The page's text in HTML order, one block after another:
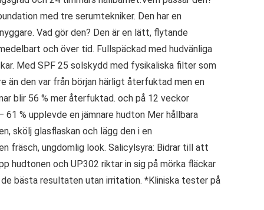
med tre serumtekniker. Den har en
Vad gör den? Den är en lätt, flytande
och över tid. Fullspäckad med hudvänliga
Med SPF 25 solskydd med fysikaliska filter som
än den var från början härligt återfuktad men en
blir 56 % mer återfuktad. och på 12 veckor
% upplevde en jämnare hudton Mer hållbara
skölj glasflaskan och lägg den i en
fräsch, ungdomlig look. Salicylsyra: Bidrar till att
hudtonen och UP302 riktar in sig på mörka fläckar
bästa resultaten utan irritation. *Kliniska tester på